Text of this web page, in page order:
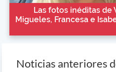
Las fotos inéditas de
Migueles, Francesa e
Noticias anteriores